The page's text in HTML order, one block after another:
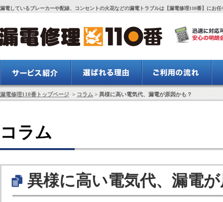
漏電しているブレーカーや配線、コンセントの火花などの漏電トラブルは【漏電修理110番】にお任
漏電修理110番トップページ > コラム > 異様に高い電気代、漏電が原因かも？
コラム
異様に高い電気代、漏電